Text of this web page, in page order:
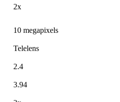
2x
10 megapixels
Telelens
2.4
3.94